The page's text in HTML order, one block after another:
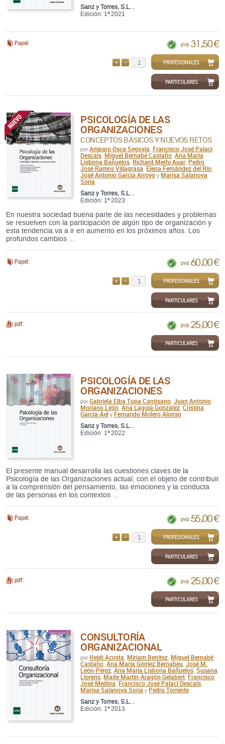
Sanz y Torres, S.L. .
Edición: 1ª 2021
Papel: pvp. 31,50 €
QUITARPROFESIONALES
PARTICULARES
PSICOLOGÍA DE LAS
ORGANIZACIONES
CONCEPTOS BÁSICOS Y NUEVOS RETOS
porAmparo Osca Segovia Francisco José Palací
Descals Miguel Bernabé Castaño ,Ana María
Lisbona Bañuelos Richard Merhi Auar Pedro
José Ramos Villagrasa Elena Fernández del Río
José Antonio García Arroyo y Marisa Salanova
Soria
Sanz y Torres, S.L. .
Edición: 1ª 2023
En nuestra sociedad buena parte de las necesidades y problemas
se resuelven con la participación de algún tipo de organización y
esta tendencia va a ir en aumento en los próximos años. Los
profundos cambios ...
Papel: pvp. 60,00 €
QUITARPROFESIONALES
PARTICULARES
pdf: pvp. 25,00 €
PARTICULARES
PSICOLOGÍA DE LAS
ORGANIZACIONES
porGabriela Elba Topa Cantisano ,Juan Antonio
Moriano León
,Ana Laguía González ,Cristina
García-Ael y Fernando Molero Alonso
Sanz y Torres, S.L. .
Edición: 1ª 2022
El presente manual desarrolla las cuestiones claves de la
Psicología de las Organizaciones actual, con el objeto de contribuir
a la comprensión del pensamiento, las emociones y la conducta
de las personas en los contextos ...
Papel: pvp. 55,00 €
QUITARPROFESIONALES
PARTICULARES
pdf: pvp. 25,00 €
PARTICULARES
CONSULTORÍA
ORGANIZACIONAL
por Heidi Acosta Miriam Benítez Miguel Bernabé
Castaño ,Ana María Gómez Bernabeu ,José M.
León-Pérez ,Ana María Lisbona Bañuelos ,Susana
Llorens Maite Martín-Aragón Gelabert Francisco
José Medina Francisco José Palací Descals
Marisa Salanova Soria y Pedro Torrente
Sanz y Torres, S.L. .
Edición: 1ª 2013